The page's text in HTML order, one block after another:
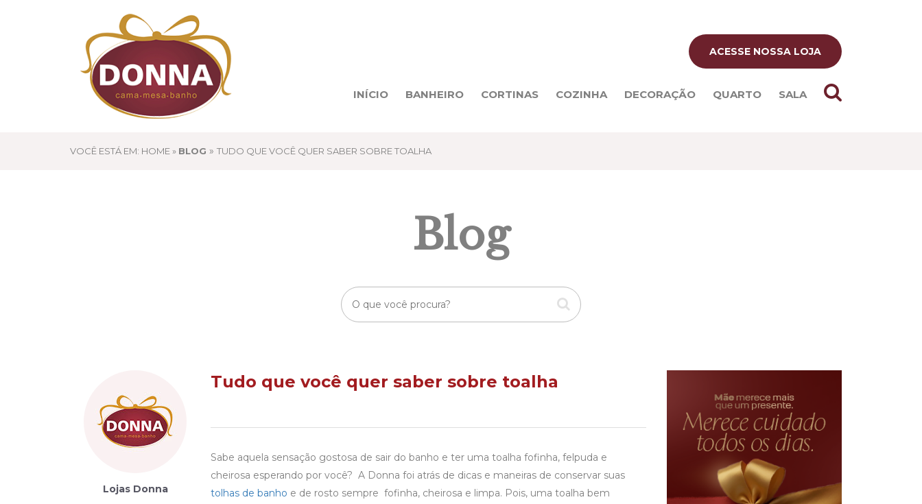
ACESSE NOSSA LOJA
INÍCIO BANHEIRO CORTINAS COZINHA DECORAÇÃO QUARTO SALA
VOCÊ ESTÁ EM: HOME » BLOG » TUDO QUE VOCÊ QUER SABER SOBRE TOALHA
Blog
Lojas Donna
Tudo que você quer saber sobre toalha
Sabe aquela sensação gostosa de sair do banho e ter uma toalha fofinha, felpuda e
cheirosa esperando por você? A Donna foi atrás de dicas e maneiras de conservar suas
tolhas de banho e de rosto sempre fofinha, cheirosa e limpa. Pois, uma toalha bem